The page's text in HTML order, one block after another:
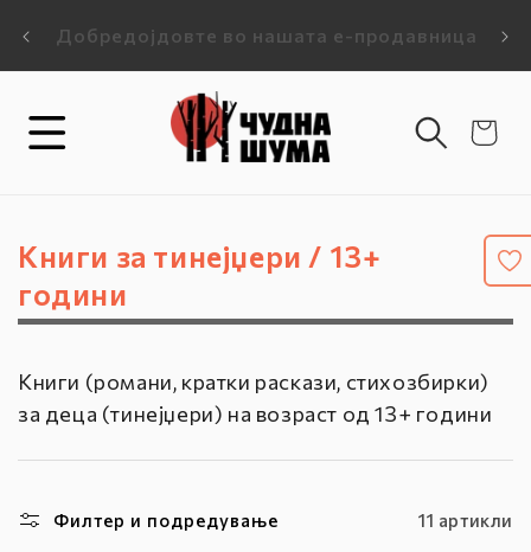
содржината
-10% на прва нарачка ! Купон при плаќање:
DOBREDOJDE-10
Кошничка
К
о
л
е
к
ј
Книги за тинејџери / 13+
години
Книги (романи, кратки раскази, стихозбирки)
за деца (тинејџери) на возраст од 13+ години
Филтер и подредување 11 артикли